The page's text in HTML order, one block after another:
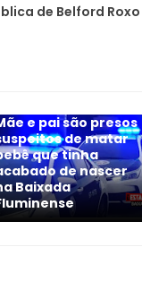
de Belford
e pai são presos
de matar
que tinha
de nascer
Baixada